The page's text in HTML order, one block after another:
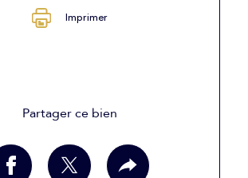
Imprimer
Partager ce bien